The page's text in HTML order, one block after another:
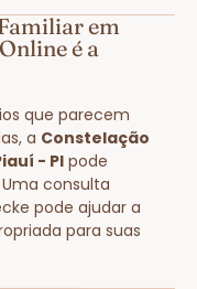
em
é a
que parecem
a Constelação
- PI pode
consulta
pode ajudar a
para suas